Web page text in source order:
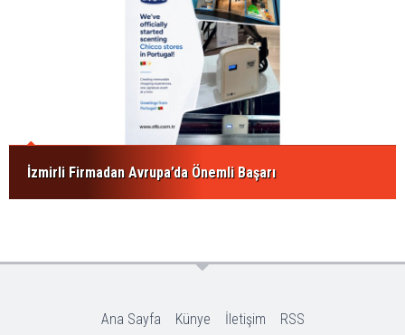
İzmirli Firmadan Avrupa’da Önemli Başarı
Ana Sayfa Künye İletişim RSS